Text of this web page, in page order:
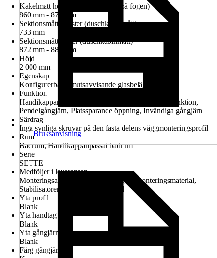
Kakelmått höger (glasrutans mitt på fogen)
860 mm - 874 mm
Sektionsmått vänster (duschkabinmått)
733 mm
Sektionsmått höger (duschkabinmått)
872 mm - 886 mm
Höjd
2 000 mm
Egenskap
Konfigurerbar, Smutsavvisande glasbeläggning
Funktion
Handikappanpassad montering möjlig, Lyft-sänk-funktion,
Pendelgångjärn, Platssparande öppning, Invändiga gångjärn
Särdrag
Inga synliga skruvar på den fasta delens väggmonteringsprofil
Rum
Badrum, Handikappanpassat badrum
Serie
SETTE
Medföljer i leveransen
Monteringsanvisningar, Garantiintyg, Monteringsmaterial,
Stabilisatorer för fäste, Skarvprofil
Yta profil
Blank
Yta handtag
Blank
Yta gångjärn
Blank
Färg gångjärn
Bruksanvisning